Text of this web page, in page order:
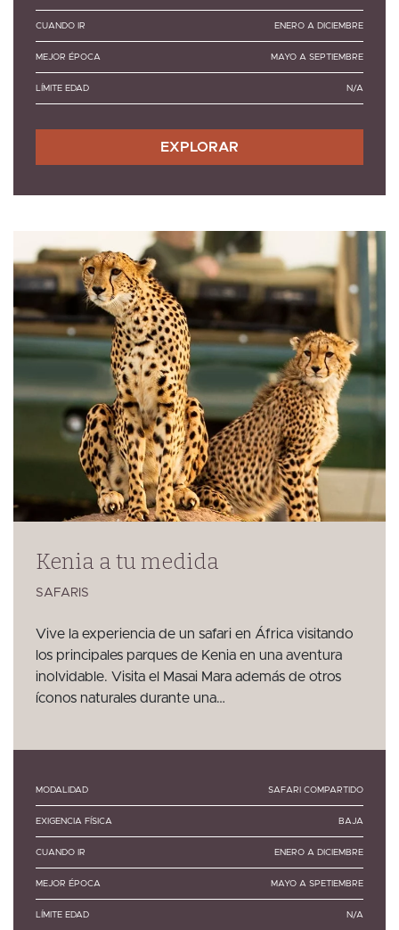
CUANDO IR ENERO A DICIEMBRE
MEJOR ÉPOCA MAYO A SEPTIEMBRE
LÍMITE EDAD N/A
EXPLORAR
Kenia a tu medida
SAFARIS
Vive la experiencia de un safari en África visitando
los principales parques de Kenia en una aventura
inolvidable. Visita el Masai Mara además de otros
íconos naturales durante una…
MODALIDAD SAFARI COMPARTIDO
EXIGENCIA FÍSICA BAJA
CUANDO IR ENERO A DICIEMBRE
MEJOR ÉPOCA MAYO A SPETIEMBRE
LÍMITE EDAD N/A